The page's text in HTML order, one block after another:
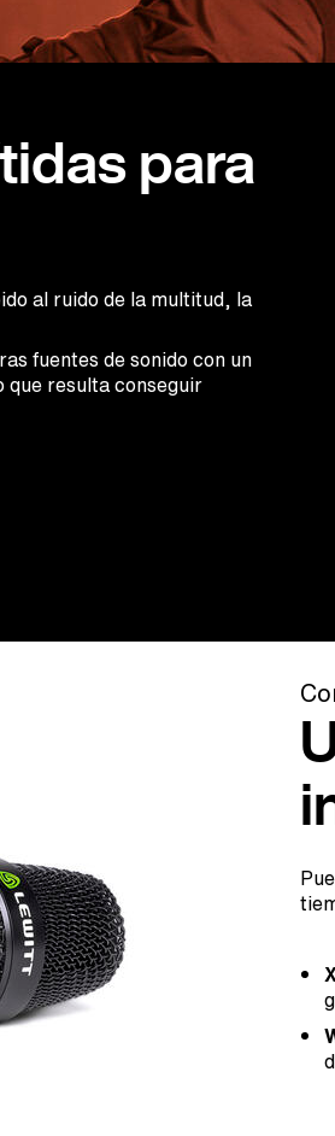
para
al ruido de la multitud, la
fuentes de sonido con un
resulta conseguir